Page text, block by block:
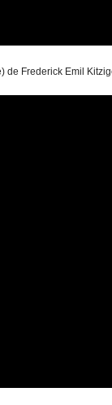
de Frederick Emil